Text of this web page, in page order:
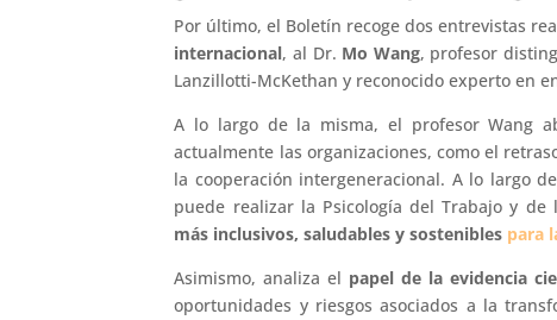
Por último, el Boletín recoge dos entrevistas
internacional, al Dr. Mo Wang, profesor
Lanzillotti-McKethan y reconocido experto en
A lo largo de la misma, el profesor Wang
actualmente las organizaciones, como el
la cooperación intergeneracional. A lo largo
puede realizar la Psicología del Trabajo y
más inclusivos, saludables y sostenibles para
Asimismo, analiza el papel de la evidencia
oportunidades y riesgos asociados a la